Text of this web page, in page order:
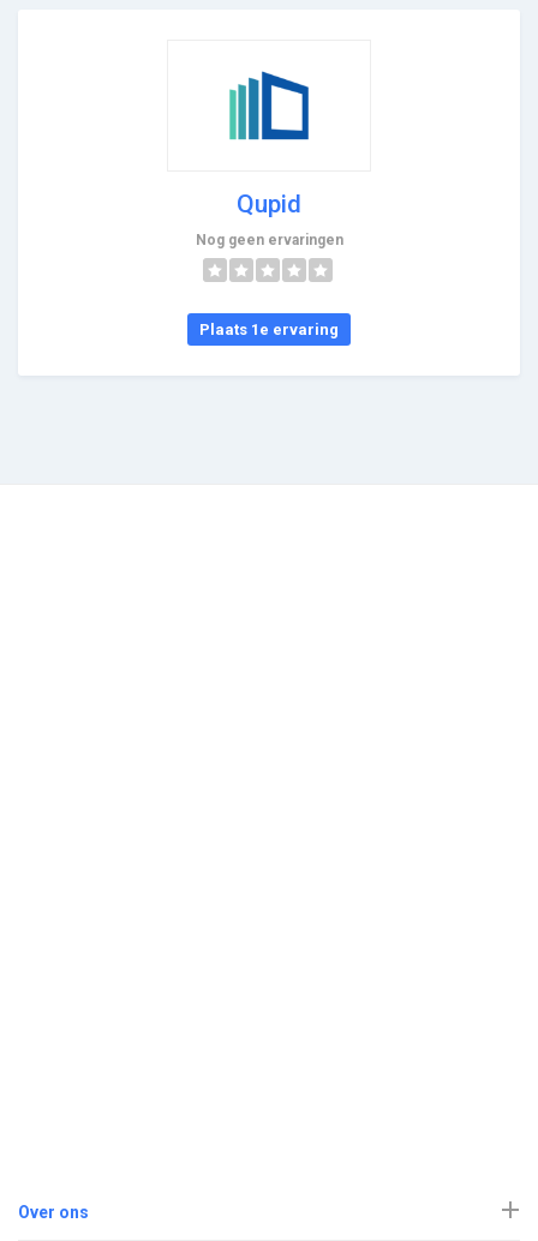
Qupid
Nog geen ervaringen
Plaats 1e ervaring
Over ons